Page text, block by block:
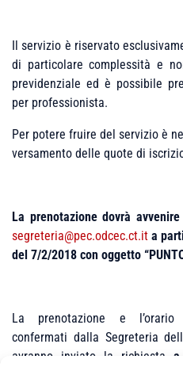
Il servizio è riservato
di particolare complessità e
previdenziale ed è possibile
per professionista.
Per potere fruire del servizio è
versamento delle quote di
La prenotazione dovrà
segreteria@pec.odcec.ct.it a
del 7/2/2018 con oggetto
La prenotazione e l’orario
confermati dalla Segreteria
avranno inviato la richiesta